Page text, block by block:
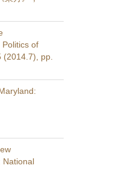
of
(2014.7), pp.
National